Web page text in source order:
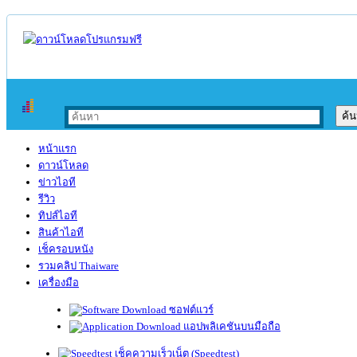
หน้าแรก
ดาวน์โหลด
ข่าวไอที
รีวิว
ทิปส์ไอที
สินค้าไอที
เช็ครอบหนัง
รวมคลิป Thaiware
เครื่องมือ
ซอฟต์แวร์
แอปพลิเคชันบนมือถือ
เช็คความเร็วเน็ต (Speedtest)